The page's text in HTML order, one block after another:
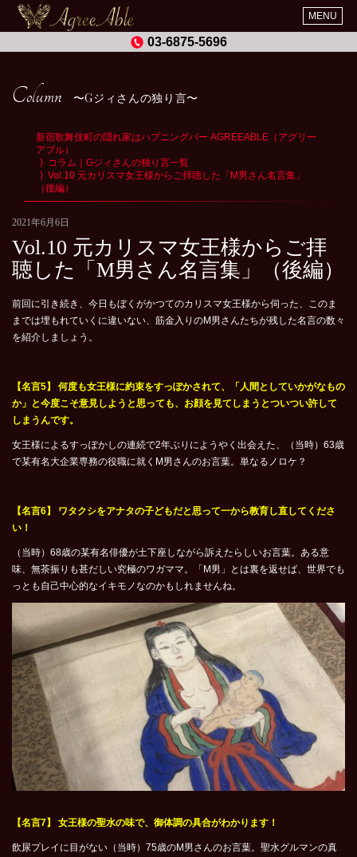
MENU
03-6875-5696
Column Gジィさんの独り言
新宿歌舞伎町の隠れ家はハプニングバー AGREEABLE（アグリー
アブル）
コラム｜Gジィさんの独り言一覧
Vol.10 元カリスマ女王様からご拝聴した「M男さん名言集」
（後編）
2021年6月6日
Vol.10 元カリスマ女王様からご拝
聴した「M男さん名言集」（後編）
前回に引き続き、今日もぼくがかつてのカリスマ女王様から伺った、このま
までは埋もれていくに違いない、筋金入りのM男さんたちが残した名言の数々
を紹介しましょう。
【名言5】 何度も女王様に約束をすっぽかされて、「人間としていかがなもの
か」と今度こそ意見しようと思っても、お顔を見てしまうとついつい許して
しまうんです。
女王様によるすっぽかしの連続で2年ぶりにようやく出会えた、（当時）63歳
で某有名大企業専務の役職に就くM男さんのお言葉。単なるノロケ？
【名言6】 ワタクシをアナタの子どもだと思って一から教育し直してくださ
い！
（当時）68歳の某有名俳優が土下座しながら訴えたらしいお言葉。ある意
味、無茶振りも甚だしい究極のワガママ。「M男」とは裏を返せば、世界でも
っとも自己中心的なイキモノなのかもしれませんね。
【名言7】 女王様の聖水の味で、御体調の具合がわかります！
飲尿プレイに目がない（当時）75歳のM男さんのお言葉。聖水グルマンの真